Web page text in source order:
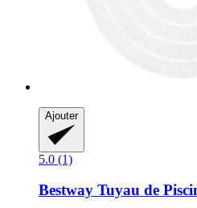
Ajouter
5.0 (1)
Bestway Tuyau de